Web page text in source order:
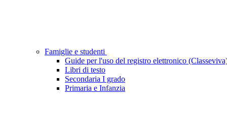
Famiglie e studenti
Guide per l'uso del registro elettronico
Libri di testo
Secondaria I grado
Primaria e Infanzia